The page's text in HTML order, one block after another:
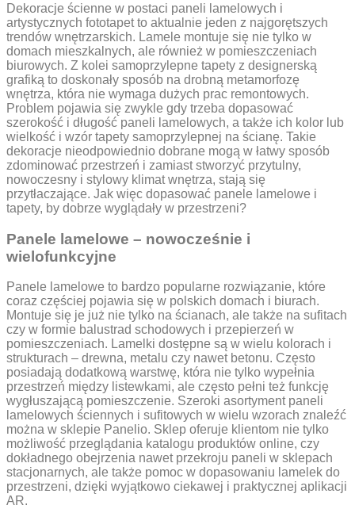
Dekoracje ścienne w postaci paneli lamelowych i
artystycznych fototapet to aktualnie jeden z najgorętszych
trendów wnętrzarskich. Lamele montuje się nie tylko w
domach mieszkalnych, ale również w pomieszczeniach
biurowych. Z kolei samoprzylepne tapety z designerską
grafiką to doskonały sposób na drobną metamorfozę
wnętrza, która nie wymaga dużych prac remontowych.
Problem pojawia się zwykle gdy trzeba dopasować
szerokość i długość paneli lamelowych, a także ich kolor lub
wielkość i wzór tapety samoprzylepnej na ścianę. Takie
dekoracje nieodpowiednio dobrane mogą w łatwy sposób
zdominować przestrzeń i zamiast stworzyć przytulny,
nowoczesny i stylowy klimat wnętrza, stają się
przytłaczające. Jak więc dopasować panele lamelowe i
tapety, by dobrze wyglądały w przestrzeni?
Panele lamelowe – nowocześnie i
wielofunkcyjne
Panele lamelowe to bardzo popularne rozwiązanie, które
coraz częściej pojawia się w polskich domach i biurach.
Montuje się je już nie tylko na ścianach, ale także na sufitach
czy w formie balustrad schodowych i przepierzeń w
pomieszczeniach. Lamelki dostępne są w wielu kolorach i
strukturach – drewna, metalu czy nawet betonu. Często
posiadają dodatkową warstwę, która nie tylko wypełnia
przestrzeń między listewkami, ale często pełni też funkcję
wygłuszającą pomieszczenie. Szeroki asortyment paneli
lamelowych ściennych i sufitowych w wielu wzorach znaleźć
można w sklepie Panelio. Sklep oferuje klientom nie tylko
możliwość przeglądania katalogu produktów online, czy
dokładnego obejrzenia nawet przekroju paneli w sklepach
stacjonarnych, ale także pomoc w dopasowaniu lamelek do
przestrzeni, dzięki wyjątkowo ciekawej i praktycznej aplikacji
AR.